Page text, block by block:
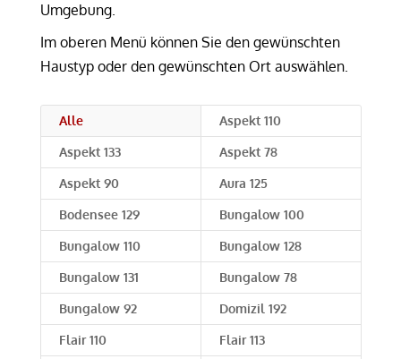
Umgebung.
Im oberen Menü können Sie den gewünschten
Haustyp oder den gewünschten Ort auswählen.
Alle Aspekt 110
Aspekt 133 Aspekt 78
Aspekt 90 Aura 125
Bodensee 129 Bungalow 100
Bungalow 110 Bungalow 128
Bungalow 131 Bungalow 78
Bungalow 92 Domizil 192
Flair 110 Flair 113